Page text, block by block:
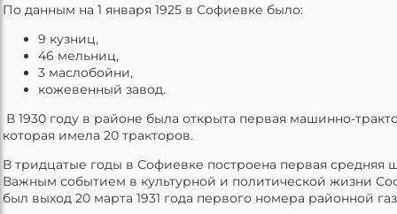
По данным на 1 января 1925 в Софиевке было:
9 кузниц,
46 мельниц,
3 маслобойни,
кожевенный завод.
В 1930 году в районе была открыта первая машинно-
которая имела 20 тракторов.
В тридцатые годы в Софиевке построена первая средняя
Важным событием в культурной и политической жизни
был выход 20 марта 1931 года первого номера районной